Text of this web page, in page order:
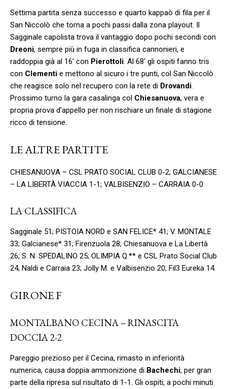
Settima partita senza successo e quarto kappaò di fila per il
San Niccolò che torna a pochi passi dalla zona playout. Il
Sagginale capolista trova il vantaggio dopo pochi secondi con
Dreoni, sempre più in fuga in classifica cannonieri, e
raddoppia già al 16′ con Pierottoli. Al 68′ gli ospiti fanno tris
con Clementi e mettono al sicuro i tre punti, col San Niccolò
che reagisce solo nel recupero con la rete di Drovandi.
Prossimo turno la gara casalinga col Chiesanuova, vera e
propria prova d’appello per non rischiare un finale di stagione
ricco di tensione.
LE ALTRE PARTITE
CHIESANUOVA – CSL PRATO SOCIAL CLUB 0-2; GALCIANESE
– LA LIBERTÀ VIACCIA 1-1; VALBISENZIO – CARRAIA 0-0
LA CLASSIFICA
Sagginale 51; PISTOIA NORD e SAN FELICE* 41; V. MONTALE
33; Galcianese* 31; Firenzuola 28; Chiesanuova e La Libertà
26; S. N. SPEDALINO 25; OLIMPIA Q.** e CSL Prato Social Club
24; Naldi e Carraia 23; Jolly M. e Valbisenzio 20; Fil3 Eureka 14.
GIRONE F
MONTALBANO CECINA – RINASCITA
DOCCIA 2-2
Pareggio prezioso per il Cecina, rimasto in inferiorità
numerica, causa doppia ammonizione di Bachechi, per gran
parte della ripresa sul risultato di 1-1. Gli ospiti, a pochi minuti